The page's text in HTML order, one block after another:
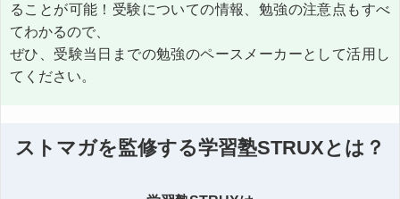
ることが可能！受験についての情報、勉強の注意点もすべ
てわかるので、
ぜひ、受験当日までの勉強のペースメーカーとして活用し
てください。
ストマガを監修する学習塾STRUXとは？